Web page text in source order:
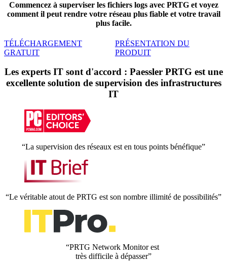
Commencez à superviser les fichiers logs avec PRTG et voyez
comment il peut rendre votre réseau plus fiable et votre travail
plus facile.
TÉLÉCHARGEMENT
GRATUIT
PRÉSENTATION DU
PRODUIT
Les experts IT sont d'accord : Paessler PRTG est une
excellente solution de supervision des infrastructures
IT
“La supervision des réseaux est en tous points bénéfique”
“Le véritable atout de PRTG est son nombre illimité de possibilités”
“PRTG Network Monitor est
très difficile à dépasser”